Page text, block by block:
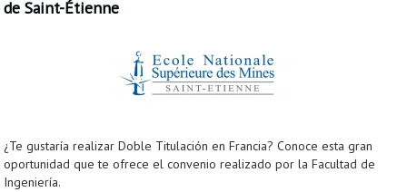
de Saint-Étienne
¿Te gustaría realizar Doble Titulación en Francia? Conoce esta gran
oportunidad que te ofrece el convenio realizado por la Facultad de
Ingeniería.